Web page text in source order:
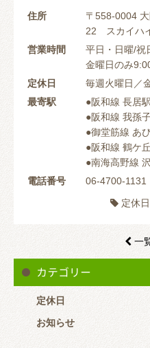
住所
〒558-0004
22 スカイハ
営業時間
平日・日曜/祝
金曜日のみ
定休日
毎週火曜日／
最寄駅
●阪和線 長居
●阪和線 我孫
●御堂筋線 あ
●阪和線 鶴ケ
●南海高野線
電話番号
06-4700-1131
 定休日
 一
カテゴリー
定休日
お知らせ